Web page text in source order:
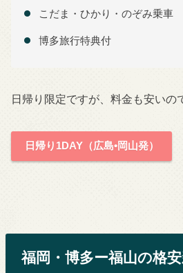
こだま・ひかり・のぞみ乗車
博多旅行特典付
日帰り限定ですが、料金も安いの
日帰り1DAY（広島•岡山発）
福岡・博多ー福山の格